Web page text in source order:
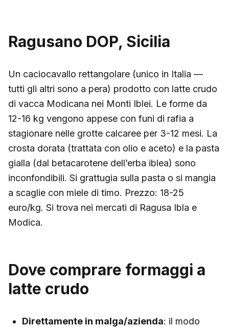
Ragusano DOP, Sicilia
Un caciocavallo rettangolare (unico in Italia —
tutti gli altri sono a pera) prodotto con latte crudo
di vacca Modicana nei Monti Iblei. Le forme da
12-16 kg vengono appese con funi di rafia a
stagionare nelle grotte calcaree per 3-12 mesi. La
crosta dorata (trattata con olio e aceto) e la pasta
gialla (dal betacarotene dell’erba iblea) sono
inconfondibili. Si grattugia sulla pasta o si mangia
a scaglie con miele di timo. Prezzo: 18-25
euro/kg. Si trova nei mercati di Ragusa Ibla e
Modica.
Dove comprare formaggi a
latte crudo
Direttamente in malga/azienda: il modo